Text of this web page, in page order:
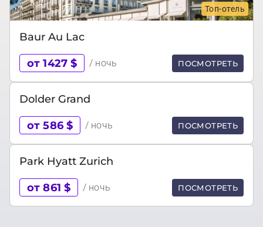
Топ-отель
Baur Au Lac
от 1427 $ / ночь ПОСМОТРЕТЬ
Dolder Grand
от 586 $ / ночь ПОСМОТРЕТЬ
Park Hyatt Zurich
от 861 $ / ночь ПОСМОТРЕТЬ